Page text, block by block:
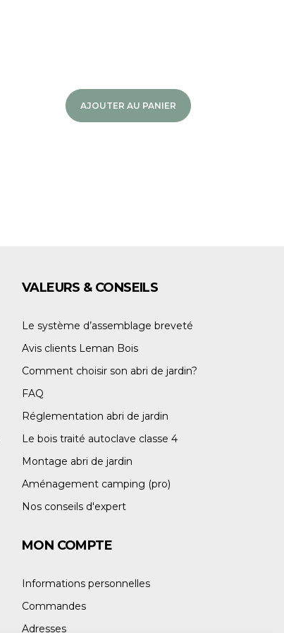
AJOUTER AU PANIER
VALEURS & CONSEILS
Le système d’assemblage breveté
Avis clients Leman Bois
Comment choisir son abri de jardin?
FAQ
Réglementation abri de jardin
Le bois traité autoclave classe 4
Montage abri de jardin
Aménagement camping (pro)
Nos conseils d'expert
MON COMPTE
Informations personnelles
Commandes
Adresses